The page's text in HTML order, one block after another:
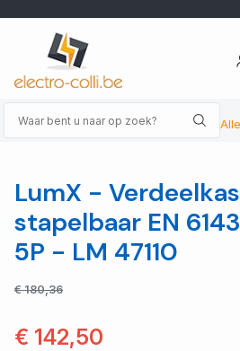
LumX -
stapelbaar EN
5P - LM 47110
€ 180,36
€ 142,50